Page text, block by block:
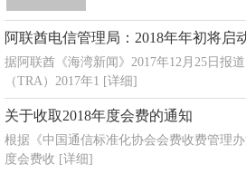
阿联酋电信管理局：2018年年初将启
据阿联酋《海湾新闻》2017年12月25日报
（TRA）2017年1 [详细]
关于收取2018年度会费的通知
根据《中国通信标准化协会会费收费管理
度会费收 [详细]